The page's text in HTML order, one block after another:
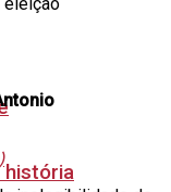
história
eleição